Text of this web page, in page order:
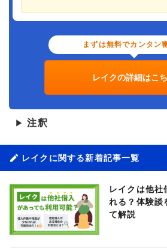
まずは無料でカンタン
レイクの詳細はこ
▶ 注釈
レイクに関する新着記事一覧
レイクは他社
れる？体験談
て解説